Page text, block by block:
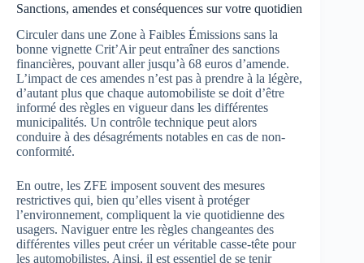
Sanctions, amendes et conséquences sur votre quotidien
Circuler dans une Zone à Faibles Émissions sans la
bonne vignette Crit’Air peut entraîner des sanctions
financières, pouvant aller jusqu’à 68 euros d’amende.
L’impact de ces amendes n’est pas à prendre à la légère,
d’autant plus que chaque automobiliste se doit d’être
informé des règles en vigueur dans les différentes
municipalités. Un contrôle technique peut alors
conduire à des désagréments notables en cas de non-
conformité.
En outre, les ZFE imposent souvent des mesures
restrictives qui, bien qu’elles visent à protéger
l’environnement, compliquent la vie quotidienne des
usagers. Naviguer entre les règles changeantes des
différentes villes peut créer un véritable casse-tête pour
les automobilistes. Ainsi, il est essentiel de se tenir